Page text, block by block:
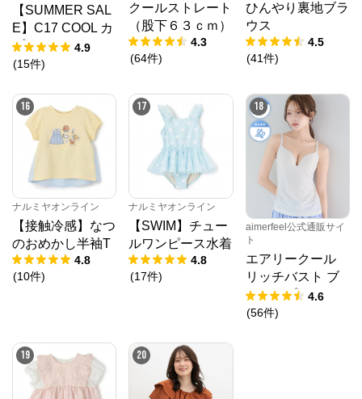
【SUMMER SAL
E】C17 COOL カ
プリ デニムパン
ツ【涼】
4.9
(15件)
クールストレート
（股下６３ｃｍ）
4.3
(64件)
ひんやり裏地ブラ
ウス
4.5
(41件)
16
ナルミヤオンライン
【接触冷感】なつ
のおめかし半袖T
4.8
(10件)
17
ナルミヤオンライン
【SWIM】チュー
ルワンピース水着
4.8
(17件)
18
aimerfeel公式通販サイ
ト
エアリークール
リッチバスト ブ
ラトップ (ワイヤ
ー入り)
4.6
(56件)
19 20